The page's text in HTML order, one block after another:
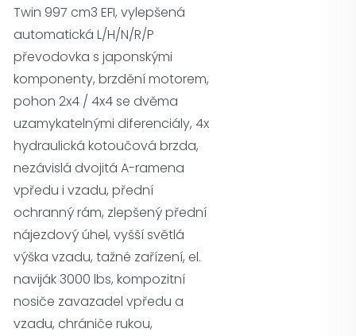
Twin 997 cm3 EFI, vylepšená
automatická L/H/N/R/P
převodovka s japonskými
komponenty, brzdění motorem,
pohon 2x4 / 4x4 se dvěma
uzamykatelnými diferenciály, 4x
hydraulická kotoučová brzda,
nezávislá dvojitá A-ramena
vpředu i vzadu, přední
ochranný rám, zlepšený přední
nájezdový úhel, vyšší světlá
výška vzadu, tažné zařízení, el.
naviják 3000 lbs, kompozitní
nosiče zavazadel vpředu a
vzadu, chrániče rukou,